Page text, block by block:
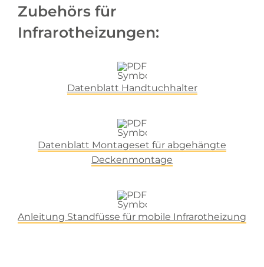
Zubehörs für
Infrarotheizungen:
Datenblatt Handtuchhalter
Datenblatt Montageset für abgehängte
Deckenmontage
Anleitung Standfüsse für mobile Infrarotheizung